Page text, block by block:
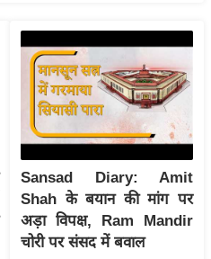
Sansad Diary: Amit
Shah के बयान की मांग पर
अड़ा विपक्ष, Ram Mandir
चोरी पर संसद में बवाल